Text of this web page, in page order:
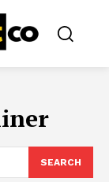
SEARCH